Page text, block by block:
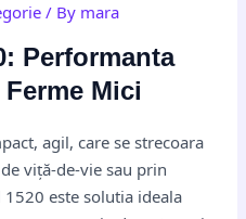
/ By mara
Performanta
Mici
agil, care se strecoara
viță-de-vie sau prin
este solutia ideala